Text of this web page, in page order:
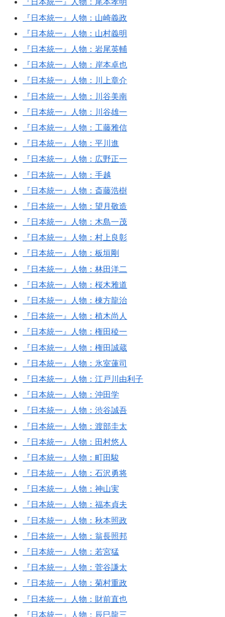
『日本統一』人物：尾本孝明
『日本統一』人物：山崎義政
『日本統一』人物：山村義明
『日本統一』人物：岩尾英輔
『日本統一』人物：岸本卓也
『日本統一』人物：川上章介
『日本統一』人物：川谷美南
『日本統一』人物：川谷雄一
『日本統一』人物：工藤雅信
『日本統一』人物：平川進
『日本統一』人物：広野正一
『日本統一』人物：手越
『日本統一』人物：斎藤浩樹
『日本統一』人物：望月敬造
『日本統一』人物：木島一茂
『日本統一』人物：村上良彰
『日本統一』人物：板垣剛
『日本統一』人物：林田洋二
『日本統一』人物：桜木雅道
『日本統一』人物：棟方龍治
『日本統一』人物：植木尚人
『日本統一』人物：権田稜一
『日本統一』人物：権田誠蔵
『日本統一』人物：氷室蓮司
『日本統一』人物：江戸川由利子
『日本統一』人物：沖田学
『日本統一』人物：渋谷誠吾
『日本統一』人物：渡部圭太
『日本統一』人物：田村悠人
『日本統一』人物：町田駿
『日本統一』人物：石沢勇将
『日本統一』人物：神山実
『日本統一』人物：福本貞夫
『日本統一』人物：秋本照政
『日本統一』人物：翁長照邦
『日本統一』人物：若宮猛
『日本統一』人物：菅谷謙太
『日本統一』人物：菊村重政
『日本統一』人物：財前直也
『日本統一』人物：辰巳龍三